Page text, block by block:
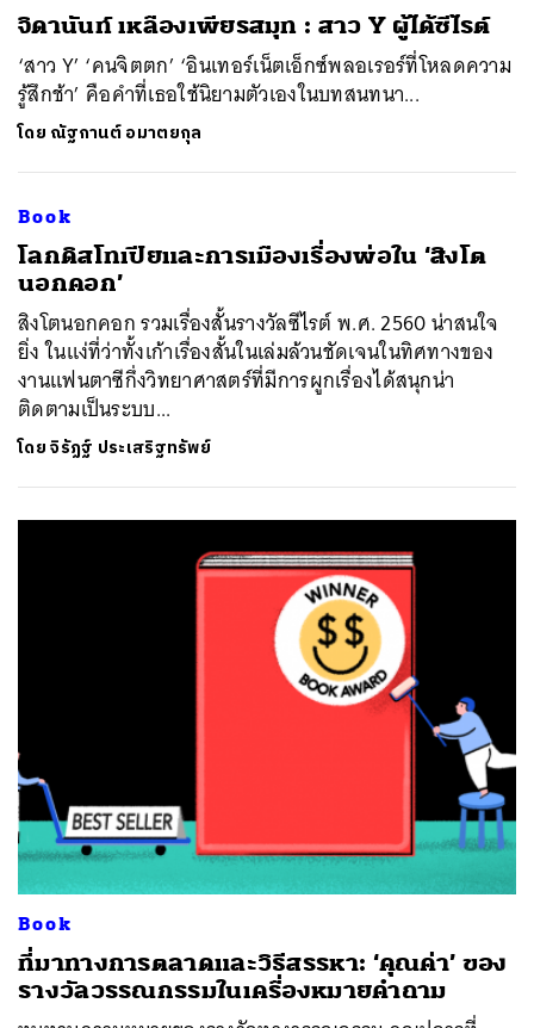
จิดานันท์ เหลืองเพียรสมุท : สาว Y ผู้ได้ซีไรต์
‘สาว Y’ ‘คนจิตตก’ ‘อินเทอร์เน็ตเอ็กซ์พลอเรอร์ที่โหลดความ
รู้สึกช้า’ คือคำที่เธอใช้นิยามตัวเองในบทสนทนา...
โดย ณัฐกานต์ อมาตยกุล
Book
โลกดิสโทเปียและการเมืองเรื่องพ่อใน ‘สิงโต
นอกคอก’
สิงโตนอกคอก รวมเรื่องสั้นรางวัลซีไรต์ พ.ศ. 2560 น่าสนใจ
ยิ่ง ในแง่ที่ว่าทั้งเก้าเรื่องสั้นในเล่มล้วนชัดเจนในทิศทางของ
งานแฟนตาซีกึ่งวิทยาศาสตร์ที่มีการผูกเรื่องได้สนุกน่า
ติดตามเป็นระบบ...
โดยจิรัฏฐ์​ ประเสริฐทรัพย์
Book
​ที่มาทางการตลาดและวิธีสรรหา: ‘คุณค่า’ ของ
รางวัลวรรณกรรมในเครื่องหมายคำถาม